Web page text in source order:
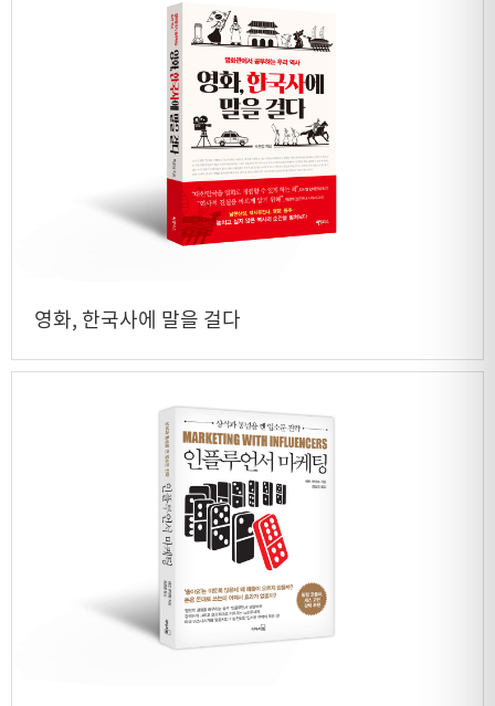
영화, 한국사에 말을 걸다